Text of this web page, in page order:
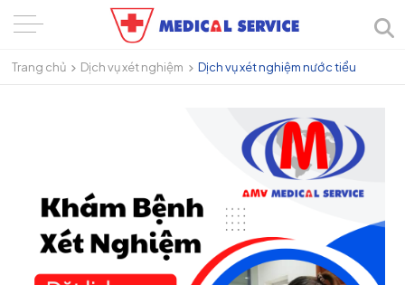
Trang chủ Dịch vụ xét nghiệm Dịch vụ xét nghiệm nước tiểu